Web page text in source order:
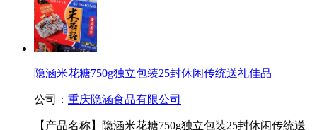
隐涵米花糖750g独立包装25封休闲传统送礼佳品
公司： 重庆隐涵食品有限公司
【产品名称】隐涵米花糖750g独立包装25封休闲传统送